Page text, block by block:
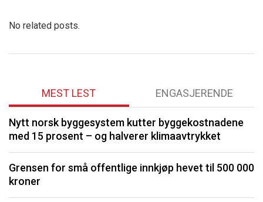
No related posts.
MEST LEST ENGASJERENDE
Nytt norsk byggesystem kutter byggekostnadene
med 15 prosent – og halverer klimaavtrykket
Grensen for små offentlige innkjøp hevet til 500 000
kroner